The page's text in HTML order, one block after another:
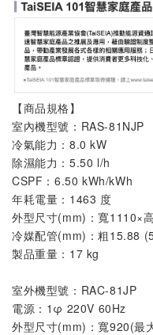
【商品規格】
室內機型號： RAS-81NJP
冷氣能力：8.0 kW
除濕能力：5.50 l/h
CSPF：6.50 kWh/kWh
年耗電量：1463 度
外型尺寸(mm)：寬1110×
冷媒配管(mm)：粗15.88
製品重量：17 kg
室外機型號 ： RAC-81JP
電源：1φ 220V 60Hz
外型尺寸(mm)：寬920(最